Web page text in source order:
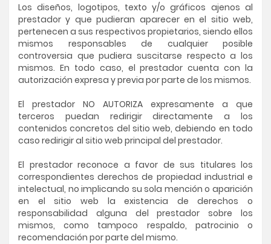
Los diseños, logotipos, texto y/o gráficos ajenos al
prestador y que pudieran aparecer en el sitio web,
pertenecen a sus respectivos propietarios, siendo ellos
mismos responsables de cualquier posible
controversia que pudiera suscitarse respecto a los
mismos. En todo caso, el prestador cuenta con la
autorización expresa y previa por parte de los mismos.
El prestador NO AUTORIZA expresamente a que
terceros puedan redirigir directamente a los
contenidos concretos del sitio web, debiendo en todo
caso redirigir al sitio web principal del prestador.
El prestador reconoce a favor de sus titulares los
correspondientes derechos de propiedad industrial e
intelectual, no implicando su sola mención o aparición
en el sitio web la existencia de derechos o
responsabilidad alguna del prestador sobre los
mismos, como tampoco respaldo, patrocinio o
recomendación por parte del mismo.